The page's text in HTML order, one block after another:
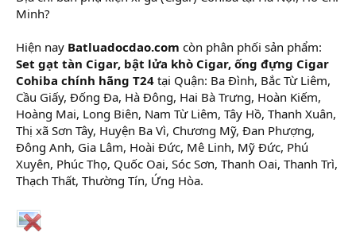
Minh?
Hiện nay Batluadocdao.com còn phân phối sản phẩm:
Set gạt tàn Cigar, bật lửa khò Cigar, ống đựng Cigar
Cohiba chính hãng T24 tại Quận: Ba Đình, Bắc Từ Liêm,
Cầu Giấy, Đống Đa, Hà Đông, Hai Bà Trưng, Hoàn Kiếm,
Hoàng Mai, Long Biên, Nam Từ Liêm, Tây Hồ, Thanh Xuân,
Thị xã Sơn Tây, Huyện Ba Vì, Chương Mỹ, Đan Phượng,
Đông Anh, Gia Lâm, Hoài Đức, Mê Linh, Mỹ Đức, Phú
Xuyên, Phúc Thọ, Quốc Oai, Sóc Sơn, Thanh Oai, Thanh Trì,
Thạch Thất, Thường Tín, Ứng Hòa.